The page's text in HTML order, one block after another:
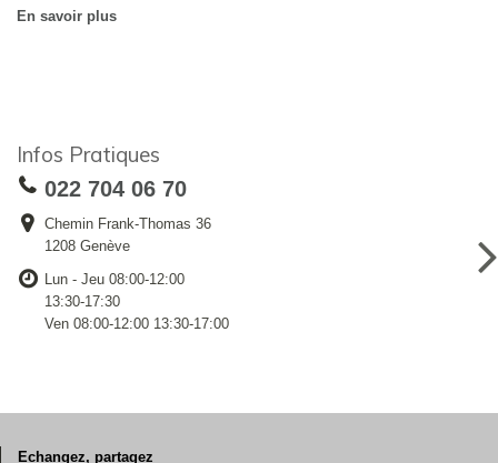
En savoir plus
Infos Pratiques
022 704 06 70
Chemin Frank-Thomas 36
1208 Genève
Lun - Jeu 08:00-12:00
13:30-17:30
Ven 08:00-12:00 13:30-17:00
Echangez, partagez